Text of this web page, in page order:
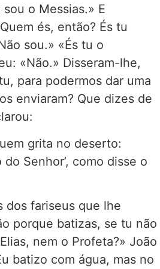
o Messias.» E
és, então? És tu
sou.» «És tu o
«Não.» Disseram-lhe,
para podermos dar uma
enviaram? Que dizes de
grita no deserto:
do Senhor’, como disse o
dos fariseus que lhe
porque batizas, se tu não
nem o Profeta?» João
batizo com água, mas no